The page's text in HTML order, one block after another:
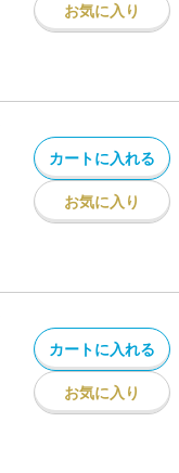
お気に入り
カートに入れる
お気に入り
カートに入れる
お気に入り